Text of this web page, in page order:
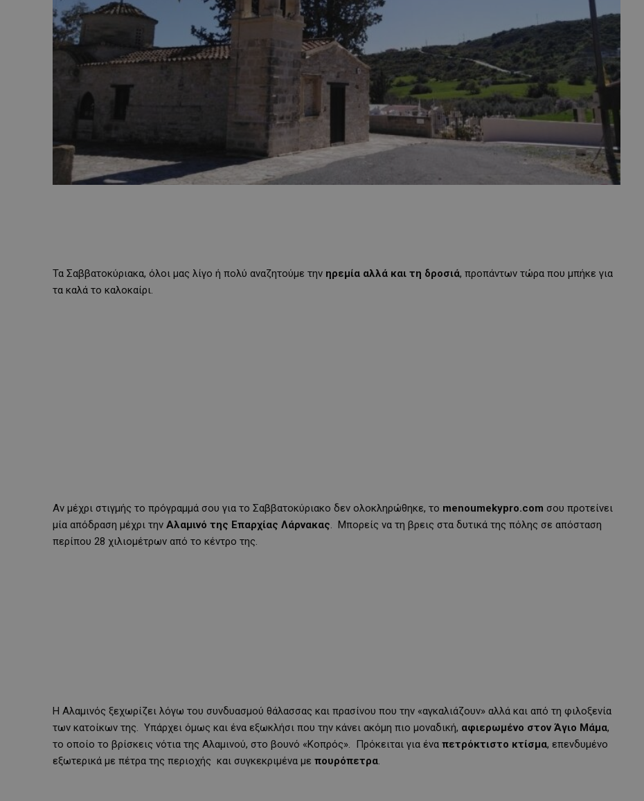
Τα Σαββατοκύριακα, όλοι μας λίγο ή πολύ αναζητούμε την ηρεμία αλλά και τη δροσιά, προπάντων τώρα που μπήκε για
τα καλά το καλοκαίρι.
Αν μέχρι στιγμής το πρόγραμμά σου για το Σαββατοκύριακο δεν ολοκληρώθηκε, το menoumekypro.com σου προτείνει
μία απόδραση μέχρι την Αλαμινό της Επαρχίας Λάρνακας. Μπορείς να τη βρεις στα δυτικά της πόλης σε απόσταση
περίπου 28 χιλιομέτρων από το κέντρο της.
Η Αλαμινός ξεχωρίζει λόγω του συνδυασμού θάλασσας και πρασίνου που την «αγκαλιάζουν» αλλά και από τη φιλοξενία
των κατοίκων της. Υπάρχει όμως και ένα εξωκλήσι που την κάνει ακόμη πιο μοναδική, αφιερωμένο στον Άγιο Μάμα,
το οποίο το βρίσκεις νότια της Αλαμινού, στο βουνό «Κοπρός». Πρόκειται για ένα πετρόκτιστο κτίσμα, επενδυμένο
εξωτερικά με πέτρα της περιοχής και συγκεκριμένα με πουρόπετρα.